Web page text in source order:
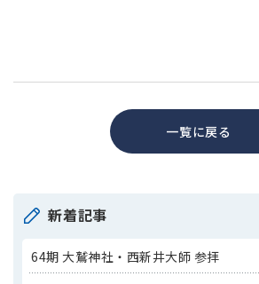
一覧に戻る
新着記事
64期 大鷲神社・西新井大師 参拝